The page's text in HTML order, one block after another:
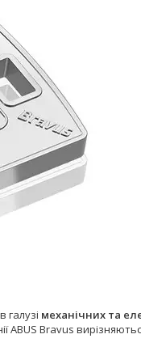
галузі механічних та
ABUS Bravus